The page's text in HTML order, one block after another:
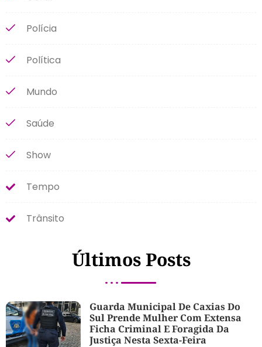
Polícia
Política
Mundo
Saúde
Show
Tempo
Trânsito
Últimos Posts
Guarda Municipal De Caxias Do
Sul Prende Mulher Com Extensa
Ficha Criminal E Foragida Da
Justiça Nesta Sexta-Feira